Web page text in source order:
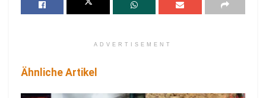
ADVERTISEMENT
Ähnliche Artikel